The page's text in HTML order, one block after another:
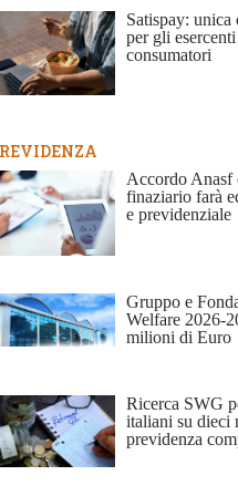
Satispay: unica
per gli
consumatori
Accordo Anasf
finaziario farà
e previdenziale
Gruppo e
Welfare 2026-
milioni di Euro
Ricerca SWG
italiani su dieci
previdenza